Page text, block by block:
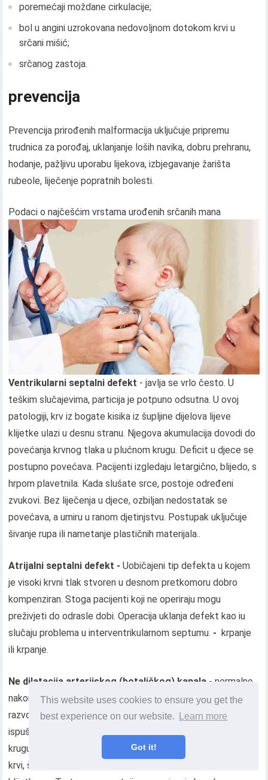
This website uses cookies to ensure you get the
best experience on our website.
Learn more
Got it!
poremećaji moždane cirkulacije;
bol u angini uzrokovana nedovoljnom dotokom krvi u
srčani mišić;
srčanog zastoja.
prevencija
Prevencija prirođenih malformacija uključuje pripremu
trudnica za porođaj, uklanjanje loših navika, dobru prehranu,
hodanje, pažljivu uporabu lijekova, izbjegavanje žarišta
rubeole, liječenje popratnih bolesti.
Podaci o najčešćim vrstama urođenih srčanih mana
Ventrikularni septalni defekt - javlja se vrlo često. U
teškim slučajevima, particija je potpuno odsutna. U ovoj
patologiji, krv iz bogate kisika iz šupljine dijelova lijeve
klijetke ulazi u desnu stranu. Njegova akumulacija dovodi do
povećanja krvnog tlaka u plućnom krugu. Deficit u djece se
postupno povećava. Pacijenti izgledaju letargično, blijedo, s
hrpom plavetnila. Kada slušate srce, postoje određeni
zvukovi. Bez liječenja u djece, ozbiljan nedostatak se
povećava, a umiru u ranom djetinjstvu. Postupak uključuje
šivanje rupa ili nametanje plastičnih materijala..
Atrijalni septalni defekt - Uobičajeni tip defekta u kojem
je visoki krvni tlak stvoren u desnom pretkomoru dobro
kompenziran. Stoga pacijenti koji ne operiraju mogu
preživjeti do odrasle dobi. Operacija uklanja defekt kao iu
slučaju problema u interventrikularnom septumu. - krpanje
ili krpanje.
Ne dilatacija arterijskog (botaličkog) kanala -normalno,
nakon rođenja, kanal koji je povezivao aortu u fetusu u
razvoju i plućnoj arteriji se povlači. Ne razrjeđivanje doprinosi
ispuštanju krvi iz aorte u lumen plućnog debla. U plućnom
krugu ciklusa cirkulacije krvi dolazi do porasta tlaka i viška
krvi, što uzrokuje naglo povećanje opterećenja na srčanim